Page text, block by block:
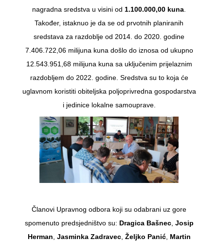
nagradna sredstva u visini od 1.100.000,00 kuna
Također, istaknuo je da se od prvotnih planiranih
sredstava za razdoblje od 2014. do 2020. godine
7.406.722,06 milijuna kuna došlo do iznosa od ukupno
12.543.951,68 milijuna kuna sa uključenim prijelaznim
razdobljem do 2022. godine. Sredstva su to koja će
uglavnom koristiti obiteljska poljoprivredna gospodarstva
i jedinice lokalne samouprave.
Članovi Upravnog odbora koji su odabrani uz gore
spomenuto predsjedništvo su: Dragica Bašnec, Josip
Herman Jasminka Zadravec, Željko Panić, Martin